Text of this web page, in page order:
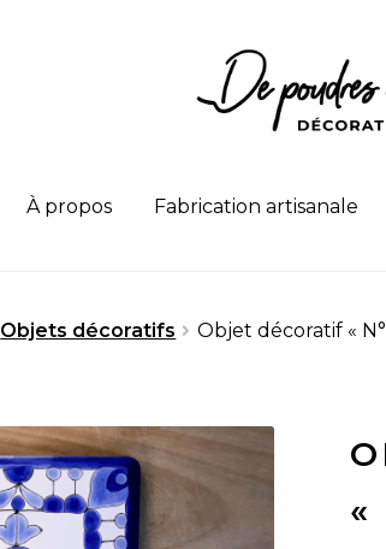
À propos Fabrication artisanale
Objets décoratifs Objet décoratif «
«